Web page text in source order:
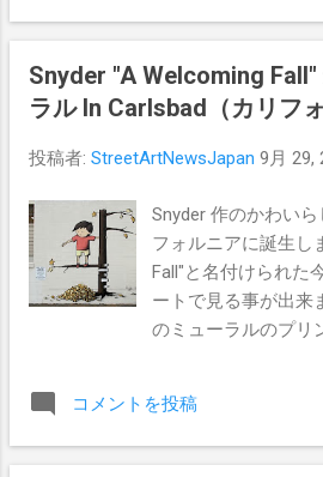
Snyder "A Welcoming Fall"
ラル In Carlsbad（カリフォ
投稿者: StreetArtNewsJapan 9月 29,
Snyder 作のかわい
フォルニアに誕生し
Fall"と名付けられた
ートで見る事が出来
のミューラルのプリ
コメントを投稿